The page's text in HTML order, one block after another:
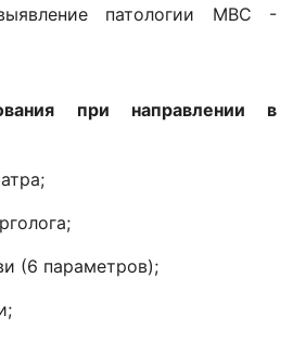
патологии МВС -
при направлении в
(6 параметров);